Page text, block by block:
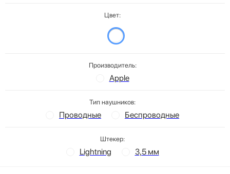
Цвет:
Производитель:
Apple
Тип наушников:
Проводные Беспроводные
Штекер:
Lightning 3,5 мм